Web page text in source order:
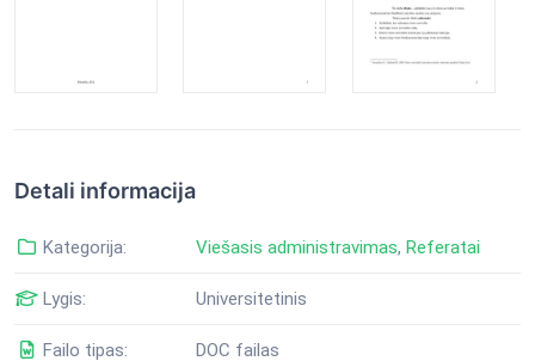
Detali informacija
Kategorija: Viešasis administravimas, Referatai
Lygis: Universitetinis
Failo tipas: DOC failas